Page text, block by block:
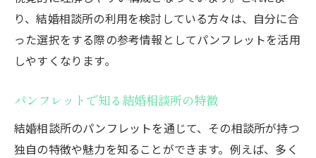
結婚相談所の特別イベント情報をパンフレ
ットで探す
いをイメージする方法
パンフレットの写真やイメージから感じ取
る雰囲気
り、結婚相談所の利用を検討している方々は、自分に合
った選択をする際の参考情報としてパンフレットを活用
しやすくなります。
パンフレットで知る結婚相談所の特徴
結婚相談所のパンフレットを通じて、その相談所が持つ
独自の特徴や魅力を知ることができます。例えば、多く